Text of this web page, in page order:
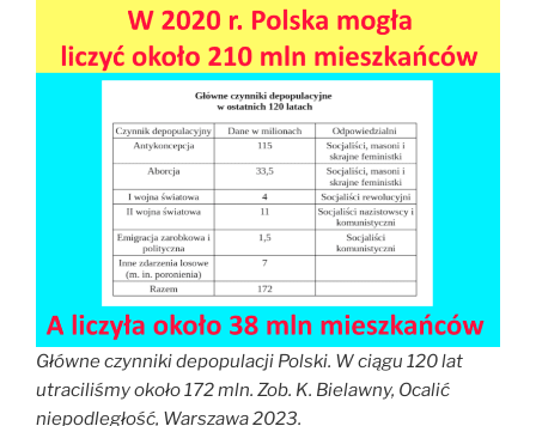
Główne czynniki depopulacji Polski. W ciągu 120 lat
utraciliśmy około 172 mln. Zob. K. Bielawny, Ocalić
niepodległość, Warszawa 2023.